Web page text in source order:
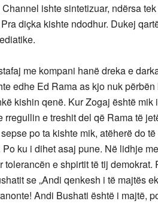
ishte sintetizuar, ndërsa
diçka kishte ndodhur. Dukej
me kompani hanë dreka e
edhe Ed Rama as kjo nuk
kishin qenë. Kur Zogaj është
rregullin e treshit del që Rama të
po ta kishte mik, atëherë do
ku i dihet asaj pune. Në lidhje
tolerancën e shpirtit të tij demokrat.
se „Andi qenkesh i të majtës
Andi Bushati është i majtë,